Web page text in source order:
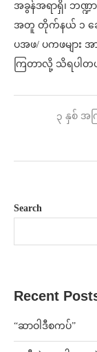
အခွန်အရာရှိ၊ ဘဏ္ဍ
အတူ တိုက်နယ် ၁ ခေ
ပအဖ/ ပကဖများ အ
ကြတာလို့ သိရပါတ
၃ နှစ် အ
Search
Recent
“ဆာဝါဒီစကပ်”